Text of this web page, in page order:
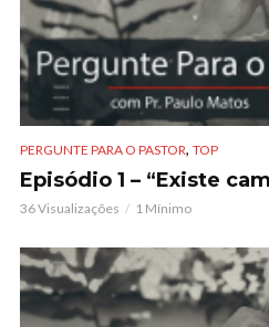
PERGUNTE PARA O PASTOR, TOP
Episódio 1 – “Existe
36 Visualizações 1 Mínimo